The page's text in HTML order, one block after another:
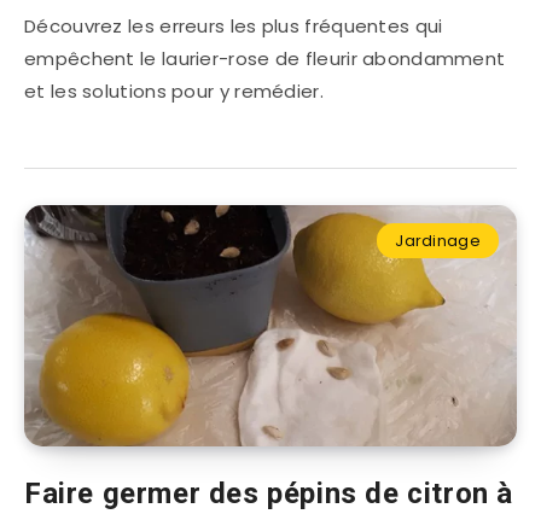
Découvrez les erreurs les plus fréquentes qui
empêchent le laurier-rose de fleurir abondamment
et les solutions pour y remédier.
Jardinage
Faire germer des pépins de citron à